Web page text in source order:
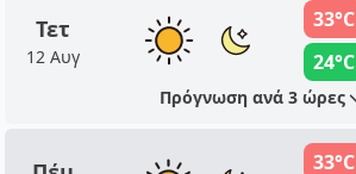
Τετ
12 Αυγ
33°C
24°C
Πρόγνωση ανά 3 ώρες
33°C